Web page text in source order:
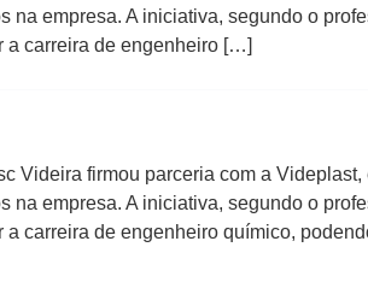
na empresa. A iniciativa, segundo o
a carreira de engenheiro […]
Videira firmou parceria com a
na empresa. A iniciativa, segundo o
carreira de engenheiro químico,